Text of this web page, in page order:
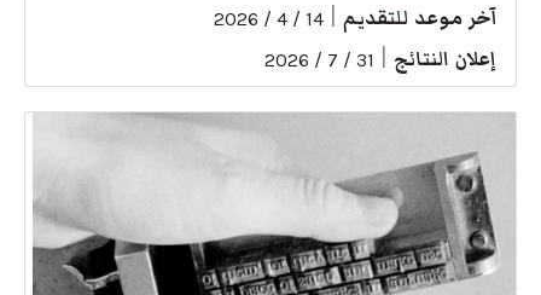
آخر موعد للتقديم 14 / 4 / 2026
إعلان النتائج 31 / 7 / 2026